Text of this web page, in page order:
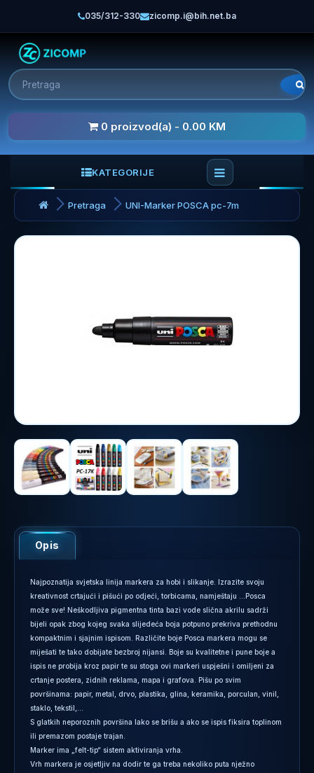
035/312-330 zicomp.i@bih.net.ba
0 proizvod(a) - 0.00 KM
KATEGORIJE
Pretraga UNI-Marker POSCA pc-7m
Opis
Najpoznatija svjetska linija markera za hobi i slikanje. Izrazite svoju
kreativnost crtajući i pišući po odjeći, torbicama, namještaju …Posca
može sve! Neškodljiva pigmentna tinta bazi vode slična akrilu sadrži
bijeli opak zbog kojeg svaka slijedeća boja potpuno prekriva prethodnu
kompaktnim i sjajnim ispisom. Različite boje Posca markera mogu se
miješati te tako dobijate bezbroj nijansi. Boje su kvalitetne i pune boje a
ispis ne probija kroz papir te su stoga ovi markeri uspješni i omiljeni za
crtanje postera, zidnih reklama, mapa i grafova. Pišu po svim
površinama: papir, metal, drvo, plastika, glina, keramika, porculan, vinil,
staklo, tekstil,...
S glatkih neporoznih površina lako se brišu a ako se ispis fiksira toplinom
ili premazom postaje trajan.
Marker ima „felt-tip“ sistem aktiviranja vrha.
Vrh markera je osjetljiv na dodir te ga treba nekoliko puta nježno